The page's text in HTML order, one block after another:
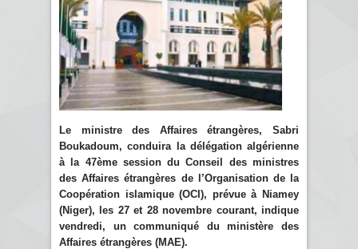
Le ministre des Affaires étrangères, Sabri
Boukadoum, conduira la délégation algérienne
à la 47ème session du Conseil des ministres
des Affaires étrangères de l’Organisation de la
Coopération islamique (OCI), prévue à Niamey
(Niger), les 27 et 28 novembre courant, indique
vendredi, un communiqué du ministère des
Affaires étrangères (MAE).